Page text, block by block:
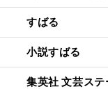
すばる
小説すばる
集英社 文芸ス